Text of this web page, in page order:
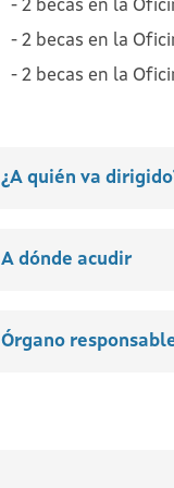
2 becas en la
2 becas en la
2 becas en la
¿A quién va
A dónde acudir
Órgano